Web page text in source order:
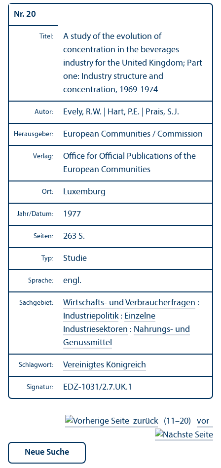
Nr. 20
Titel:
A study of the evolution of
concentration in the beverages
industry for the United Kingdom; Part
one: Industry structure and
concentration, 1969-1974
Autor: Evely, R.W. | Hart, P.E. | Prais, S.J.
Herausgeber: European Communities / Commission
Verlag:
Office for Official Publications of the
European Communities
Ort: Luxemburg
Jahr/Datum: 1977
Seiten: 263 S.
Typ: Studie
Sprache: engl.
Sachgebiet: Wirtschafts- und Verbraucherfragen :
Industriepolitik: Einzelne
Industriesektoren : Nahrungs- und
Genussmittel
Schlagwort: Vereinigtes Königreich
Signatur: EDZ-1031/2.7.UK.1
zurück(11–20) vor